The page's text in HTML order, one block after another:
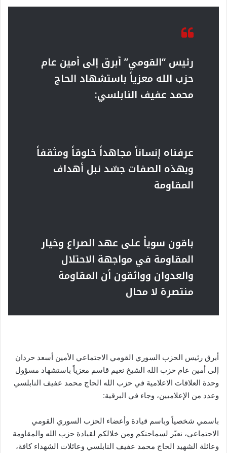
رئيس “القومي” أبرق إلى أمين عام
حزب الله معزياً باستشهاد الحاج
محمد عفيف النابلسي:
عرفناه إنساناً مجاهداً خلوقاً ومثقفاً
وبهذه الصفات جسّد نبل أهداف
المقاومة
باقون سوياً على عهد الصراع وخيار
المقاومة في مواجهة الاحتلال
والعدوان وواثقون أن المقاومة
منتصرة لا محال
أبرق رئيس الحزب السوري القومي الاجتماعي الأمين أسعد حردان
إلى أمين عام حزب الله الشيخ نعيم قاسم معزياً باستشهاد مسؤول
وحدة العلاقات الاعلامية في حزب الله الحاج محمد عفيف النابلسي
وعدد من الإعلاميين، وجاء في البرقية:
باسمي شخصياً وباسم قيادة وأعضاء الحزب السوري القومي
الاجتماعي، نعبّر لسماحتكم ومن خلالكم لقيادة حزب الله والمقاومة
وعائلة الشهيد الحاج محمد عفيف النابلسي وعائلات الشهداء كافة،